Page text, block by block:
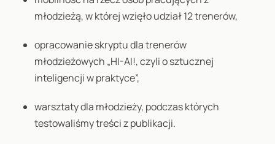
młodzieżą, w której wzięło udział 12 trenerów,
opracowanie skryptu dla trenerów
młodzieżowych „HI-AI!, czyli o sztucznej
inteligencji w praktyce”,
warsztaty dla młodzieży, podczas których
testowaliśmy treści z publikacji.